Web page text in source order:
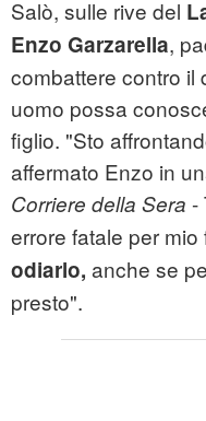
Salò, sulle rive del
Enzo Garzarella,
combattere contro il
uomo possa
figlio. "Sto
affermato Enzo in
Corriere della Sera -
errore fatale per mio
odiarlo, anche se
presto".